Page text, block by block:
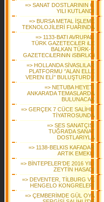
=> SANAT DOSTLARININ 6.
YILI KUTLANDI
=> BURSA METAL İŞLEME
TEKNOLOJİLERİ FUARINDA
=> 1133-BATI AVRUPALI
TÜRK GAZETECiLER iLE
BALKAN TÜRK-Ü
GAZETECiLERiNiN iSBiRLiGi
=> HOLLANDA SİVASLILAR
PLATFORMU ‘’ALAN ELLE
VEREN ELİ’’ BULUŞTURDU
=> NETUBA HEYETİ
ANKARA’DA TEMASLARDA
BULUNACAK
=> GERÇEK 7 CÜCE SALİHLİ
TİYATROSUNDA
=> SES SANATÇISI
TUĞRA’DA SANAT
DOSTLARIYLA
=> 1138-BELKIS KAFADAR
ARTIK EMEKLİ
=> BİNTEPELER’DE 2016 YILI
ZEYTİN HASADI
=> DEVENTER, TİLBURG VE
HENGELO KONGRELERİ
=> ÇEMBERİMDE GÜL OYA